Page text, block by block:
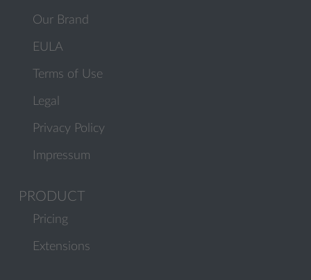
Our Brand
EULA
Terms of Use
Legal
Privacy Policy
Impressum
PRODUCT
Pricing
Extensions